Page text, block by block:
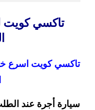
تاكسي كويت
تاكسي كويت اسرع
سيارة أجرة عند